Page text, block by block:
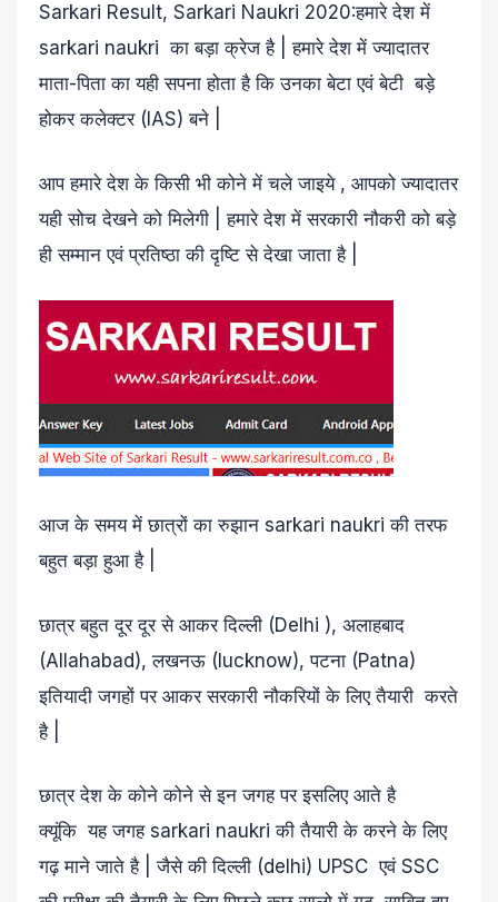
Sarkari Result, Sarkari Naukri 2020:हमारे देश में
sarkari naukri का बड़ा क्रेज है | हमारे देश में ज्यादातर
माता-पिता का यही सपना होता है कि उनका बेटा एवं बेटी बड़े
होकर कलेक्टर (IAS) बने |
आप हमारे देश के किसी भी कोने में चले जाइये , आपको ज्यादातर
यही सोच देखने को मिलेगी | हमारे देश में सरकारी नौकरी को बड़े
ही सम्मान एवं प्रतिष्ठा की दृष्टि से देखा जाता है |
आज के समय में छात्रों का रुझान sarkari naukri की तरफ
बहुत बड़ा हुआ है |
छात्र बहुत दूर दूर से आकर दिल्ली (Delhi ), अलाहबाद
(Allahabad), लखनऊ (lucknow), पटना (Patna)
इतियादी जगहों पर आकर सरकारी नौकरियों के लिए तैयारी करते
है |
छात्र देश के कोने कोने से इन जगह पर इसलिए आते है
क्यूंकि यह जगह sarkari naukri की तैयारी के करने के लिए
गढ़ माने जाते है | जैसे की दिल्ली (delhi) UPSC एवं SSC